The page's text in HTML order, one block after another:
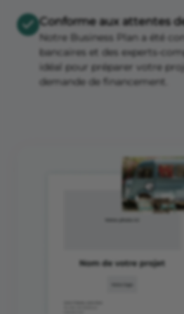
Conforme aux attentes
Notre Business Plan a été
bancaires et des experts-
idéal pour préparer votre
demande de financement.